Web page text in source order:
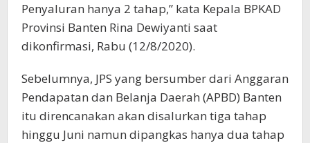
Penyaluran hanya 2 tahap,” kata Kepala BPKAD
Provinsi Banten Rina Dewiyanti saat
dikonfirmasi, Rabu (12/8/2020).
Sebelumnya, JPS yang bersumber dari Anggaran
Pendapatan dan Belanja Daerah (APBD) Banten
itu direncanakan akan disalurkan tiga tahap
hinggu Juni namun dipangkas hanya dua tahap